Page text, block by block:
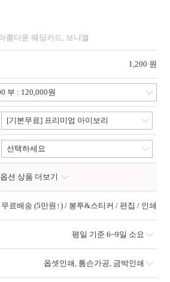
름다운 웨딩카드, 브니엘
1,200 원
[기본무료] 프리미엄 아이보리
선택하세요
옵션 상품 더보기
무료배송 (5만원↑) / 봉투&스티커 / 편집 / 인쇄
평일 기준 6~9일 소요
옵셋인쇄 톰슨가공 금박인쇄